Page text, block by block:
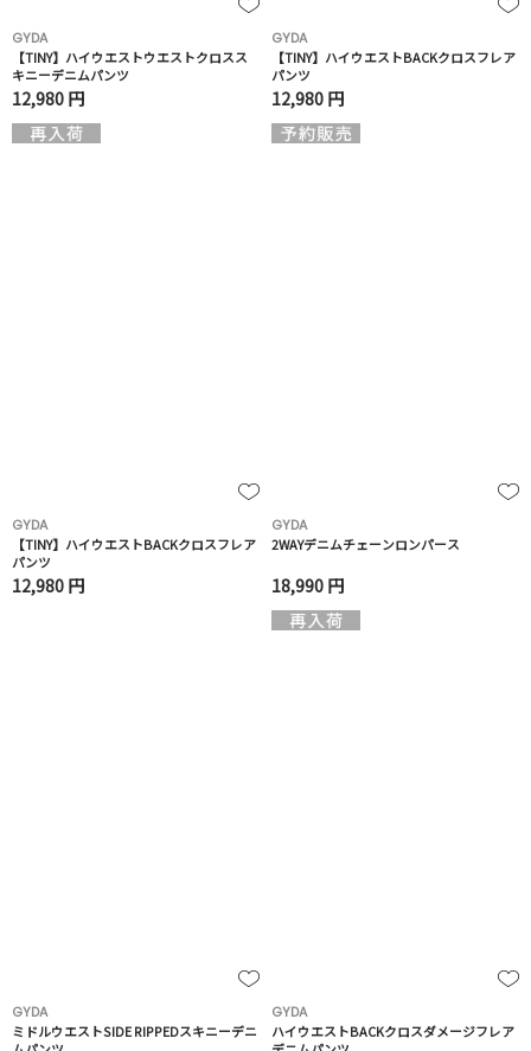
GYDA
【TINY】ハイウエストウエストクロスス
キニーデニムパンツ
12,980 円
GYDA
【TINY】ハイウエストBACKクロスフレア
パンツ
12,980 円
GYDA
【TINY】ハイウエストBACKクロスフレア
パンツ
12,980 円
GYDA
2WAYデニムチェーンロンパース
18,990 円
GYDA
ミドルウエストSIDE RIPPEDスキニーデニ
GYDA
ハイウエストBACKクロスダメージフレア